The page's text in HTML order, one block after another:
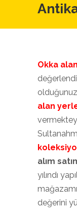
Okka
olduğunuz
alan
alım
yılındı
değerini